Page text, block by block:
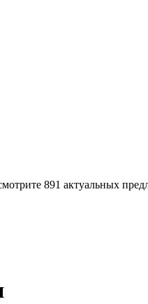
891 актуальных